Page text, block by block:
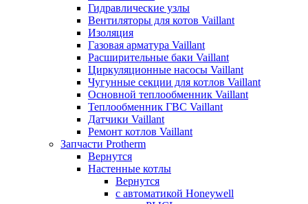
Гидравлические узлы
Вентиляторы для котов Vaillant
Изоляция
Газовая арматура Vaillant
Расширительные баки Vaillant
Циркуляционные насосы Vaillant
Чугунные секции для котлов Vaillant
Основной теплообменник Vaillant
Теплообменник ГВС Vaillant
Датчики Vaillant
Ремонт котлов Vaillant
Запчасти Protherm
Вернутся
Настенные котлы
Вернутся
с автоматикой Honeywell